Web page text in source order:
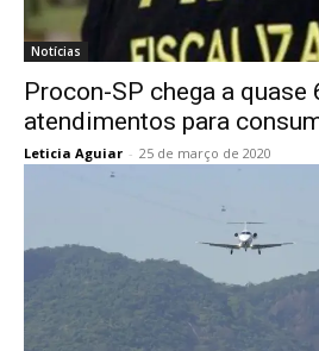
Notícias
Procon-SP chega a quase
atendimentos para
Leticia Aguiar - 25 de março de 2020